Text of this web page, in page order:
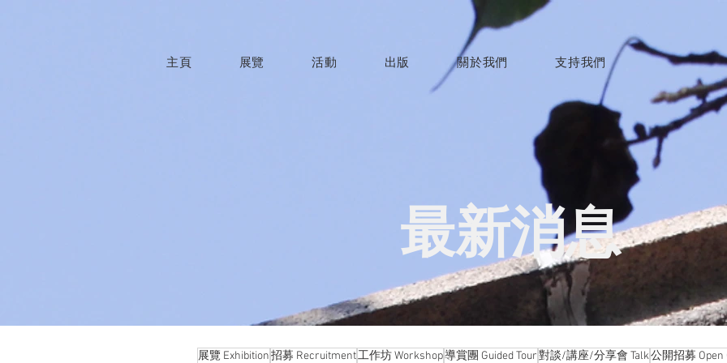
主頁 展覽 活動 出版 關於我們 支持我們
最新消息
展覽 Exhibition招募 Recruitment工作坊 Workshop導賞團 Guided Tour對談/講座/分享會 Talk公開招募 Open